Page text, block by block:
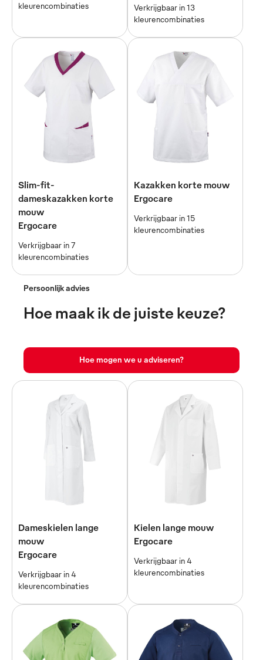
kleurencombinaties
Verkrijgbaar in 13
kleurencombinaties
Slim-fit-
dameskazakken korte
mouw
Ergocare
Verkrijgbaar in 7
kleurencombinaties
Kazakken korte mouw
Ergocare
Verkrijgbaar in 15
kleurencombinaties
Persoonlijk advies
Hoe maak ik de juiste keuze?
Hoe mogen we u adviseren?
Dameskielen lange
mouw
Ergocare
Verkrijgbaar in 4
kleurencombinaties
Kielen lange mouw
Ergocare
Verkrijgbaar in 4
kleurencombinaties